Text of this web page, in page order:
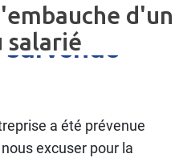
d'un
salarié